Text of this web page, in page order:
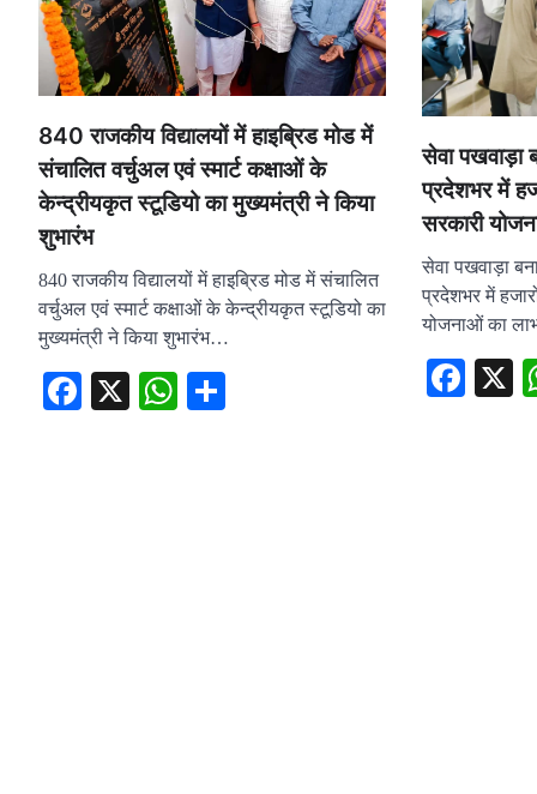
840 राजकीय विद्यालयों में हाइब्रिड मोड में
संचालित वर्चुअल एवं स्मार्ट कक्षाओं के
केन्द्रीयकृत स्टूडियो का मुख्यमंत्री ने किया
शुभारंभ
840 राजकीय विद्यालयों में हाइब्रिड मोड में संचालित
वर्चुअल एवं स्मार्ट कक्षाओं के केन्द्रीयकृत स्टूडियो का
मुख्यमंत्री ने किया शुभारंभ…
Facebook
X WhatsApp
सेवा पखवाड़ा
प्रदेशभर में
सरकारी
सेवा पखवाड़ा
प्रदेशभर में
योजनाओं का